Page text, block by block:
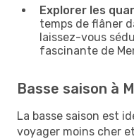
Explorer les
temps de flâner
laissez-vous
fascinante de
Basse saison à
La basse saison est
voyager moins cher